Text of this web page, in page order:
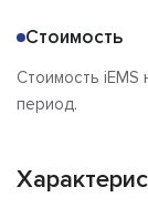
Стоимость
Стоимость iEMS
период.